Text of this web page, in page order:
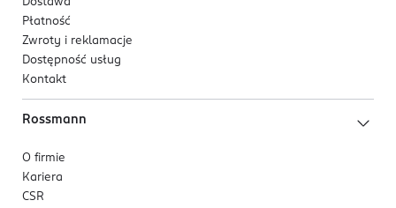
Płatność
Zwroty i reklamacje
Dostępność usług
Kontakt
Rossmann
O firmie
Kariera
CSR